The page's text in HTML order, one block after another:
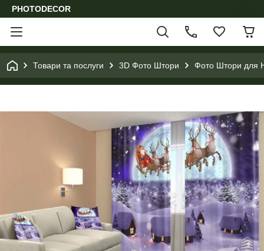
PHOTODECOR
Товари та послуги 3D Фото Штори Фото Штори для